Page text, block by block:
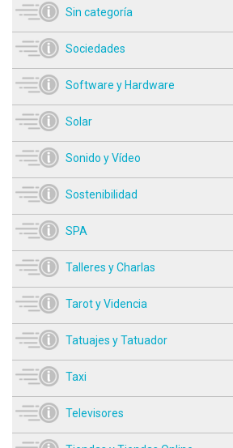
Sin categoría
Sociedades
Software y Hardware
Solar
Sonido y Vídeo
Sostenibilidad
SPA
Talleres y Charlas
Tarot y Videncia
Tatuajes y Tatuador
Taxi
Televisores